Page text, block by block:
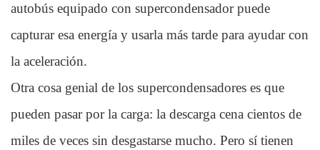
autobús equipado con supercondensador puede
capturar esa energía y usarla más tarde para ayudar con
la aceleración.
Otra cosa genial de los supercondensadores es que
pueden pasar por la carga: la descarga cena cientos de
miles de veces sin desgastarse mucho. Pero sí tienen